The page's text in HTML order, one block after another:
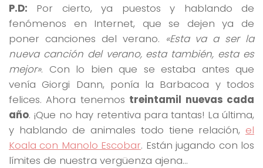
P.D: Por cierto, ya puestos y hablando de
fenómenos en Internet, que se dejen ya de
poner canciones del verano. «Esta va a ser la
nueva canción del verano, esta también, esta es
mejor». Con lo bien que se estaba antes que
venía Giorgi Dann, ponía la Barbacoa y todos
felices. Ahora tenemos treintamil nuevas cada
año. ¡Que no hay retentiva para tantas! La última,
y hablando de animales todo tiene relación, el
Koala con Manolo Escobar. Están jugando con los
límites de nuestra vergüenza ajena…